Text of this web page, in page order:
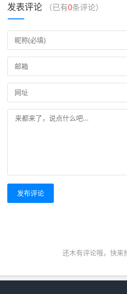
发表评论 （已有0条评论）
发布评论
还木有评论哦，快来